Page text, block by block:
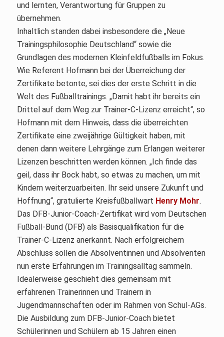
und lernten, Verantwortung für Gruppen zu
übernehmen.
Inhaltlich standen dabei insbesondere die „Neue
Trainingsphilosophie Deutschland“ sowie die
Grundlagen des modernen Kleinfeldfußballs im Fokus.
Wie Referent Hofmann bei der Überreichung der
Zertifikate betonte, sei dies der erste Schritt in die
Welt des Fußballtrainings. „Damit habt ihr bereits ein
Drittel auf dem Weg zur Trainer-C-Lizenz erreicht“, so
Hofmann mit dem Hinweis, dass die überreichten
Zertifikate eine zweijährige Gültigkeit haben, mit
denen dann weitere Lehrgänge zum Erlangen weiterer
Lizenzen beschritten werden können. „Ich finde das
geil, dass ihr Bock habt, so etwas zu machen, um mit
Kindern weiterzuarbeiten. Ihr seid unsere Zukunft und
Hoffnung“, gratulierte Kreisfußballwart Henry Mohr.
Das DFB-Junior-Coach-Zertifikat wird vom Deutschen
Fußball-Bund (DFB) als Basisqualifikation für die
Trainer-C-Lizenz anerkannt. Nach erfolgreichem
Abschluss sollen die Absolventinnen und Absolventen
nun erste Erfahrungen im Trainingsalltag sammeln.
Idealerweise geschieht dies gemeinsam mit
erfahrenen Trainerinnen und Trainern in
Jugendmannschaften oder im Rahmen von Schul-AGs.
Die Ausbildung zum DFB-Junior-Coach bietet
Schülerinnen und Schülern ab 15 Jahren einen